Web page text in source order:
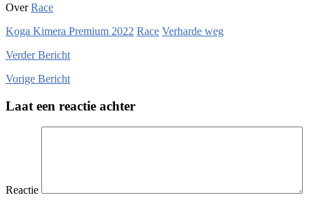
OverRace
Koga Kimera Premium 2022 Race Verharde weg
VerderBericht
Vorige Bericht
Laat een reactie achter
Reactie